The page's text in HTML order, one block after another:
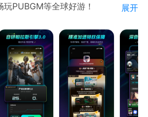
装游戏，需要开启“读取已安装应用
PUBGM等全球好游！
速】
速，全球游戏均可以免费加速，一起
速】
、和平精英、王者荣耀、Lost
Steam移动版、蛋仔派对、我的世
展开